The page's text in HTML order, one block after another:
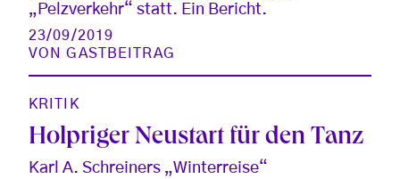
„Pelzverkehr“ statt. Ein Bericht.
23/09/2019
VONGASTBEITRAG
KRITIK
Holpriger Neustart für den Tanz
Karl A. Schreiners „Winterreise“